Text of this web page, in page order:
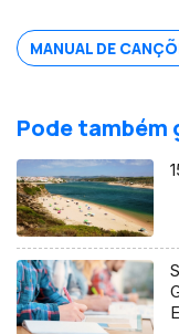
MANUAL DE
Pode também